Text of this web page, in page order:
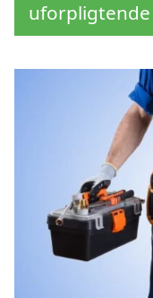
uforpligtende